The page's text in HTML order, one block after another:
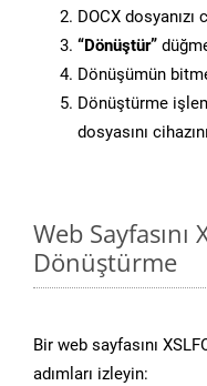
DOCX dosyanızı
“Dönüştür”
Dönüşümün
Dönüştürme
dosyasını
Web Sayfasını
Dönüştürme
Bir web sayfasını
adımları izleyin: